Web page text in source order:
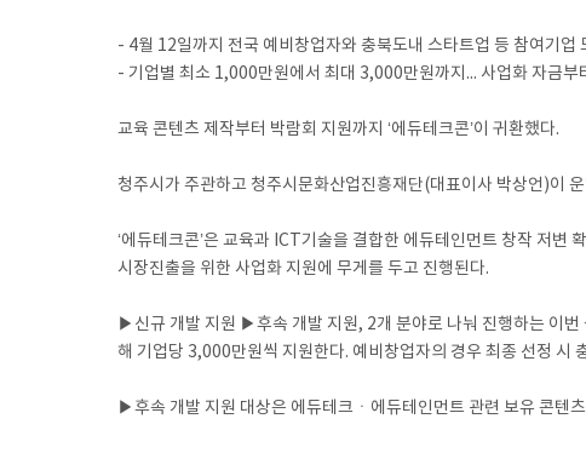
- 4월 12일까지 전국 예비창업자와 충북도내 스타트업 등 참여기업
- 기업별 최소 1,000만원에서 최대 3,000만원까지... 사업화 자금부
교육 콘텐츠 제작부터 박람회 지원까지 ‘에듀테크콘’이 귀환했다.
청주시가 주관하고 청주시문화산업진흥재단(대표이사 박상언)이
‘에듀테크콘’은 교육과 ICT기술을 결합한 에듀테인먼트 창작 저
시장진출을 위한 사업화 지원에 무게를 두고 진행된다.
▶신규 개발 지원 ▶후속 개발 지원, 2개 분야로 나눠 진행하는 이
해 기업당 3,000만원씩 지원한다. 예비창업자의 경우 최종 선정 시
▶후속 개발 지원 대상은 에듀테크ㆍ에듀테인먼트 관련 보유 콘텐